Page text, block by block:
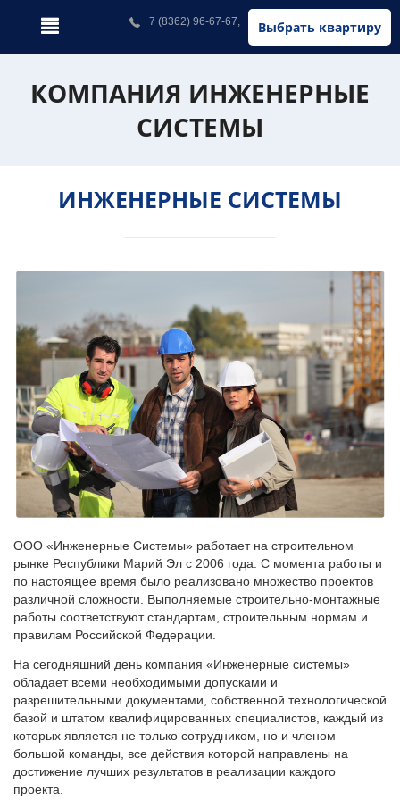
Выбрать квартиру
+7 (8362) 96-67-67, +7 (902) 326-67-67
КОМПАНИЯ ИНЖЕНЕРНЫЕ
СИСТЕМЫ
ИНЖЕНЕРНЫЕ СИСТЕМЫ
ООО «Инженерные Системы» работает на строительном
рынке Республики Марий Эл с 2006 года. С момента работы и
по настоящее время было реализовано множество проектов
различной сложности. Выполняемые строительно-монтажные
работы соответствуют стандартам, строительным нормам и
правилам Российской Федерации.
На сегодняшний день компания «Инженерные системы»
обладает всеми необходимыми допусками и
разрешительными документами, собственной технологической
базой и штатом квалифицированных специалистов, каждый из
которых является не только сотрудником, но и членом
большой команды, все действия которой направлены на
достижение лучших результатов в реализации каждого
проекта.